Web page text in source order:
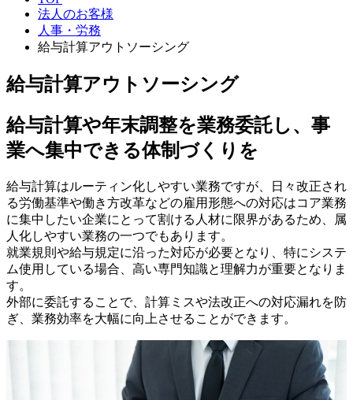
法人のお客様
人事・労務
給与計算アウトソーシング
給与計算アウトソーシング
給与計算や年末調整を業務委託し、事
業へ集中できる体制づくりを
給与計算はルーティン化しやすい業務ですが、日々改正され
る労働基準や働き方改革などの雇用形態への対応はコア業務
に集中したい企業にとって割ける人材に限界があるため、属
人化しやすい業務の一つでもあります。
就業規則や給与規定に沿った対応が必要となり、特にシステ
ム使用している場合、高い専門知識と理解力が重要となりま
す。
外部に委託することで、計算ミスや法改正への対応漏れを防
ぎ、業務効率を大幅に向上させることができます。